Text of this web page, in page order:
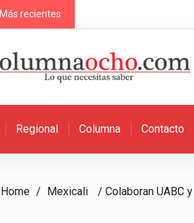
Más recientes
Regional Columna Contacto
Home / Mexicali